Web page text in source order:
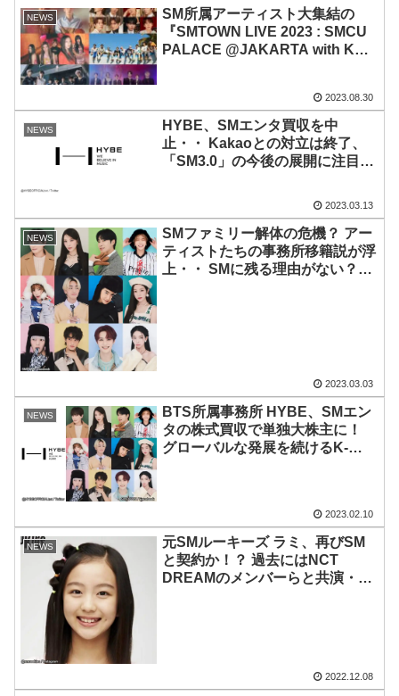
Weverse Shopにて本日（9/13）
チケット発売開始
NEWS
SM所属アーティスト大集結の
『SMTOWN LIVE 2023 : SMCU
PALACE @JAKARTA with KB
2023.08.30
NEWS
HYBE、SMエンタ買収を中
止・・ Kakaoとの対立は終了、
「SM3.0」の今後の展開に注目集
2023.03.13
NEWS
SMファミリー解体の危機？ アー
ティストたちの事務所移籍説が浮
上・・ SMに残る理由がない？
2023.03.03
NEWS
BTS所属事務所 HYBE、SMエン
タの株式買収で単独大株主に！
グローバルな発展を続けるK-
2023.02.10
NEWS
元SMルーキーズ ラミ、再びSM
と契約か！？ 過去にはNCT
DREAMのメンバーらと共演・・
2022.12.08